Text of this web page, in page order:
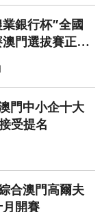
銀行杯”全國
門選拔賽正式
門中小企十大
受提名
合澳門高爾夫
開賽